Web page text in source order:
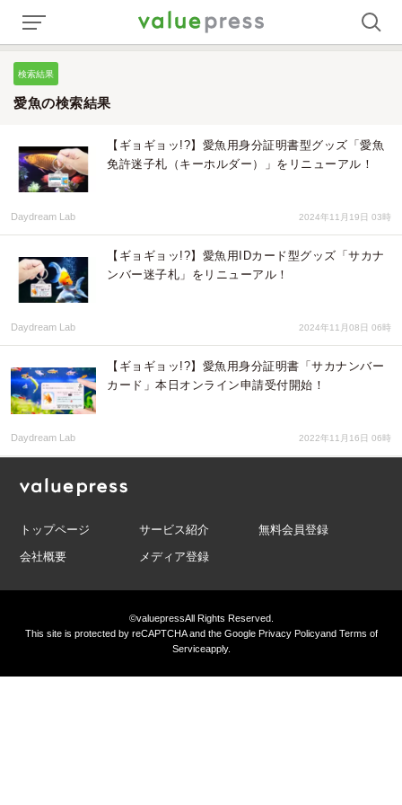
検索結果
愛魚の検索結果
【ギョギョッ!?】愛魚用身分証明書型グッズ「愛魚
免許迷子札（キーホルダー）」をリニューアル！
Daydream Lab 2024年11月19日 03時
【ギョギョッ!?】愛魚用IDカード型グッズ「サカナ
ンバー迷子札」をリニューアル！
Daydream Lab 2024年11月08日 06時
【ギョギョッ!?】愛魚用身分証明書「サカナンバー
カード」本日オンライン申請受付開始！
Daydream Lab 2022年11月16日 06時
トップページ サービス紹介
無料会員登録
会社概要
メディア登録
©valuepressAll Rights Reserved.
This site is protected by reCAPTCHA and the GooglePrivacy PolicyandTerms of
Serviceapply.